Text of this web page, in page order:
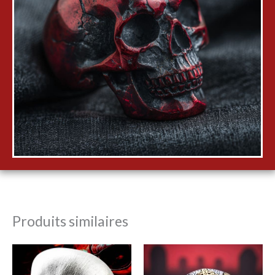
Produits similaires